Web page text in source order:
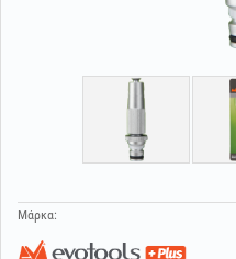
Μάρκα: